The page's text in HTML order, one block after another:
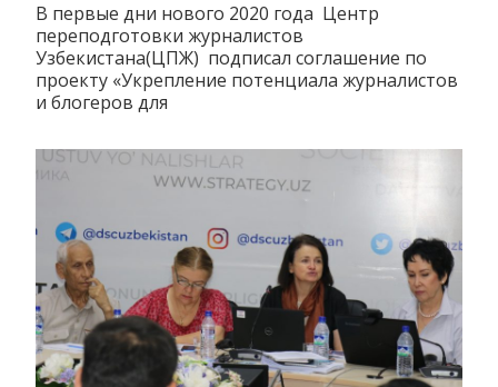
В первые дни нового 2020 года Центр
переподготовки журналистов
Узбекистана(ЦПЖ) подписал соглашение по
проекту «Укрепление потенциала журналистов
и блогеров для